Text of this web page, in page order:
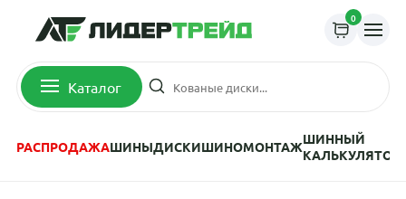
0
Каталог
РАСПРОДАЖАШИНЫДИСКИШИНОМОНТАЖШИННЫЙ
КАЛЬКУЛЯТОР